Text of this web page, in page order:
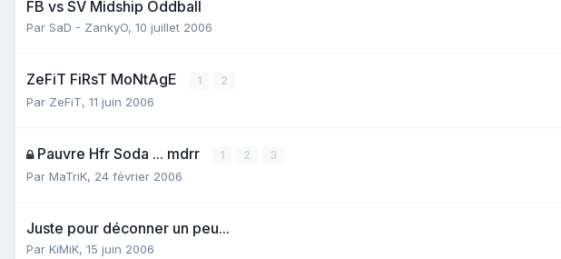
FB vs SV Midship Oddball
Par SaD - ZankyO, 10 juillet 2006
ZeFiT FiRsT MoNtAgE 1 2
Par ZeFiT, 11 juin 2006
Pauvre Hfr Soda ... mdrr 1 2 3
Par MaTriK, 24 février 2006
Juste pour déconner un peu...
Par KiMiK, 15 juin 2006